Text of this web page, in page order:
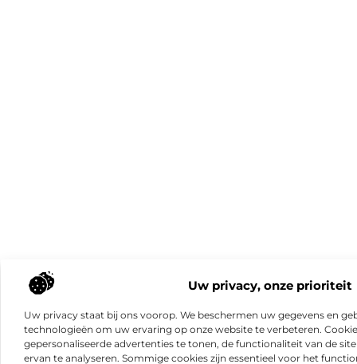
Uw privacy, onze prioriteit
Uw privacy staat bij ons voorop. We beschermen uw gegevens en
technologieën om uw ervaring op onze website te verbeteren.
gepersonaliseerde advertenties te tonen, de functionaliteit van de
ervan te analyseren. Sommige cookies zijn essentieel voor het